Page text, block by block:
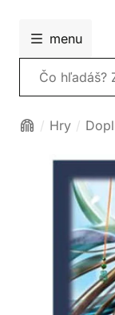
menu
Vyhľadávanie
Hry